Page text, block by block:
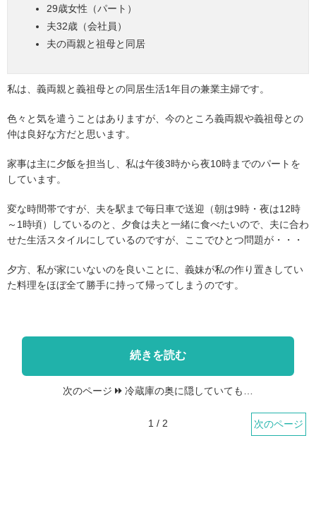
29歳女性（パート）
夫32歳（会社員）
夫の両親と祖母と同居
私は、義両親と義祖母との同居生活1年目の兼業主婦です。
色々と気を遣うことはありますが、今のところ義両親や義祖母との
仲は良好な方だと思います。
家事は主に夕飯を担当し、私は午後3時から夜10時までのパートを
しています。
変な時間帯ですが、夫を駅まで毎日車で送迎（朝は9時・夜は12時
～1時頃）しているのと、夕食は夫と一緒に食べたいので、夫に合わ
せた生活スタイルにしているのですが、ここでひとつ問題が・・・
夕方、私が家にいないのを良いことに、義妹が私の作り置きしてい
た料理をほぼ全て勝手に持って帰ってしまうのです。
続きを読む
次のページ 冷蔵庫の奥に隠していても…
1 / 2 次のページ